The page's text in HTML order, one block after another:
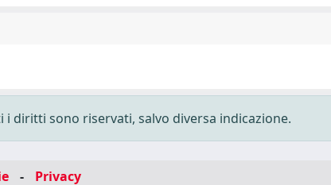
diritti sono riservati, salvo diversa indicazione.
- Privacy